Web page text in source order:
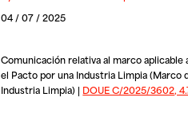
04 / 07 / 2025
Comunicación relativa al marco aplicable
el Pacto por una Industria Limpia (Marco
Industria Limpia) | DOUE C/2025/3602,